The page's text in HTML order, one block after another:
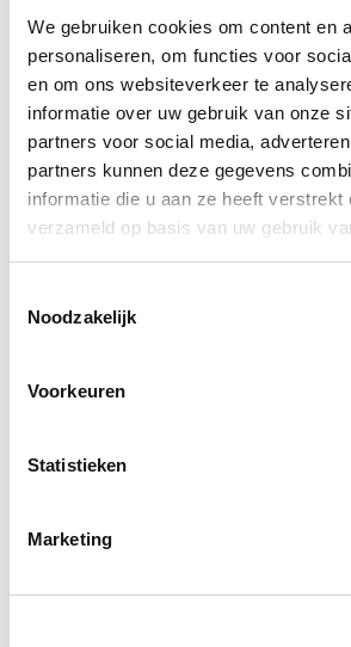
We gebruiken cookies om content en
personaliseren, om functies voor
en om ons websiteverkeer te
informatie over uw gebruik van onze
partners voor social media,
partners kunnen deze gegevens
informatie die u aan ze heeft verstrekt
verzameld op basis van uw gebruik
Noodzakelijk
Voorkeuren
Statistieken
Marketing
De Hohner Chrometta Wordt
handige opberghoes.
Mondorgels kunnen i.v.m
worden geruild of
Advies nodig of heb je
Neem dan contact met ons op.
call Klantenservice Amsterdam